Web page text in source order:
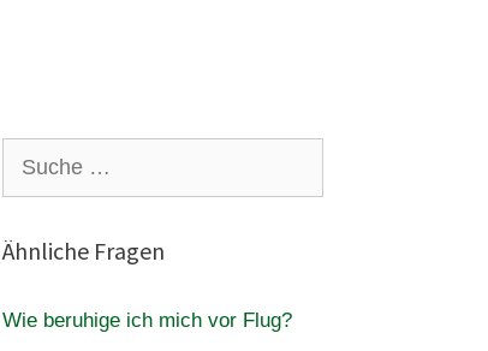
nach:
Ähnliche Fragen
Wie beruhige ich mich vor Flug?